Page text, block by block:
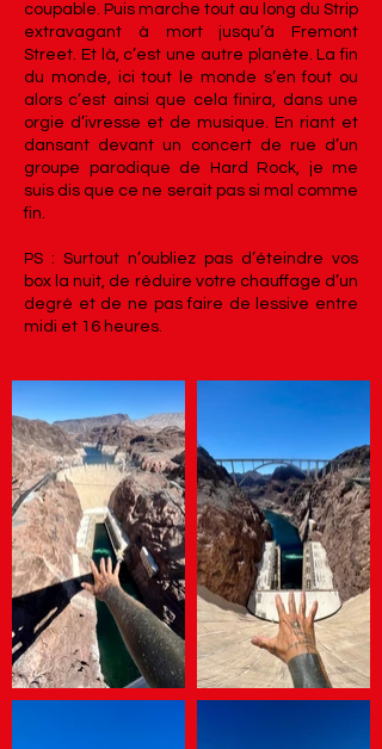
coupable. Puis marche tout au long du Strip
extravagant à mort jusqu’à Fremont
Street. Et là, c’est une autre planète. La fin
du monde, ici tout le monde s’en fout ou
alors c’est ainsi que cela finira, dans une
orgie d’ivresse et de musique. En riant et
dansant devant un concert de rue d’un
groupe parodique de Hard Rock, je me
suis dis que ce ne serait pas si mal comme
fin.
PS : Surtout n’oubliez pas d’éteindre vos
box la nuit, de réduire votre chauffage d’un
degré et de ne pas faire de lessive entre
midi et 16 heures.